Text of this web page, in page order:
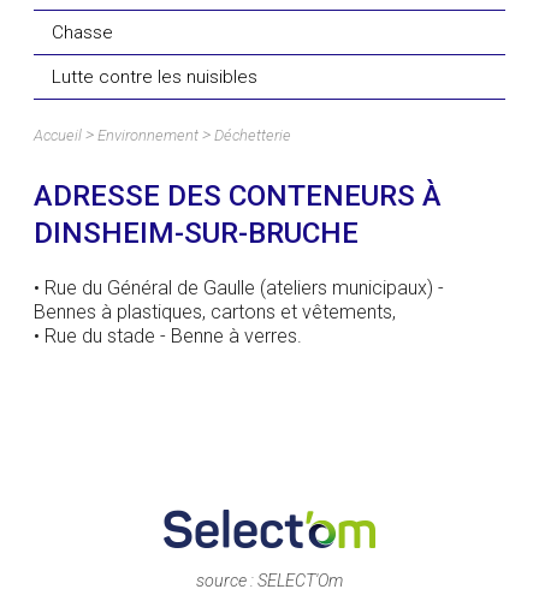
Chasse
Lutte contre les nuisibles
Accueil >Environnement >Déchetterie
ADRESSE DES CONTENEURS À
DINSHEIM-SUR-BRUCHE
• Rue du Général de Gaulle (ateliers municipaux) -
Bennes à plastiques, cartons et vêtements,
• Rue du stade - Benne à verres.
source : SELECT'Om